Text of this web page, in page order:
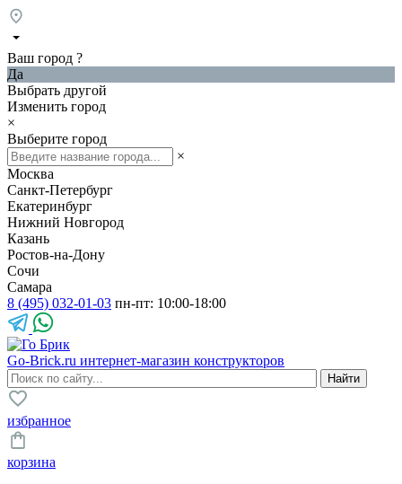
Ваш город ?
Да
Выбрать другой
Изменить город
×
Выберите город
×
Москва
Санкт-Петербург
Екатеринбург
Нижний Новгород
Казань
Ростов-на-Дону
Сочи
Самара
8 (495) 032-01-03 пн-пт: 10:00-18:00
Go-Brick.ru интернет-магазин конструкторов
избранное
корзина